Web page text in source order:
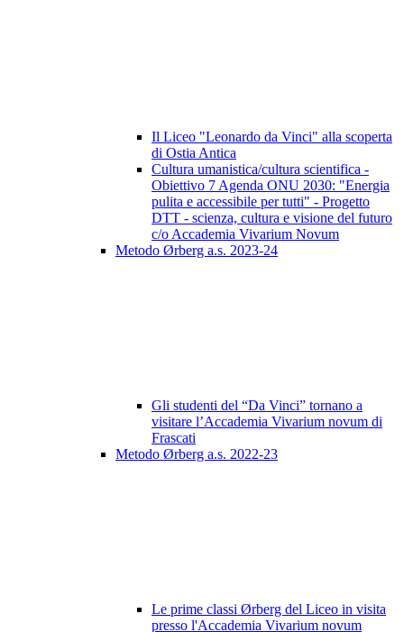
Il Liceo "Leonardo da Vinci" alla scoperta
di Ostia Antica
Cultura umanistica/cultura scientifica -
Obiettivo 7 Agenda ONU 2030: "Energia
pulita e accessibile per tutti" - Progetto
DTT - scienza, cultura e visione del futuro
c/o Accademia Vivarium Novum
Metodo Ørberg a.s. 2023-24
Gli studenti del “Da Vinci” tornano a
visitare l’Accademia Vivarium novum di
Frascati
Metodo Ørberg a.s. 2022-23
Le prime classi Ørberg del Liceo in visita
presso l'Accademia Vivarium novum